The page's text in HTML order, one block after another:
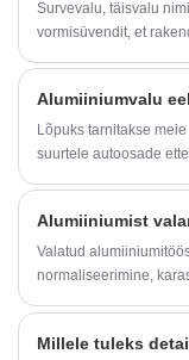
Survevalu, täisvalu
vormisüvendit, et
Alumiiniumvalu
Lõpuks tarnitakse
suurtele autoosade
Alumiiniumist
Valatud
normaliseerimine,